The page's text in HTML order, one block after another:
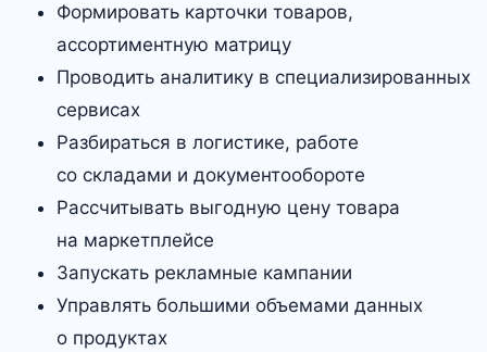
Формировать карточки товаров,
ассортиментную матрицу
Проводить аналитику в специализированных
сервисах
Разбираться в логистике, работе
со складами и документообороте
Рассчитывать выгодную цену товара
на маркетплейсе
Запускать рекламные кампании
Управлять большими объемами данных
о продуктах